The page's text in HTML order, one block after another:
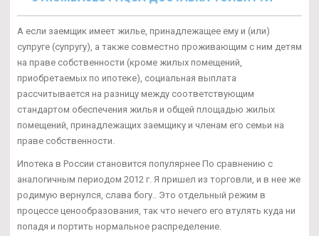
А если заемщик имеет жилье, принадлежащее ему и (или)
супруге (супругу), а также совместно проживающим с ним детям
на праве собственности (кроме жилых помещений,
приобретаемых по ипотеке), социальная выплата
рассчитывается на разницу между соответствующим
стандартом обеспечения жилья и общей площадью жилых
помещений, принадлежащих заемщику и членам его семьи на
праве собственности.
Ипотека в России становится популярнее По сравнению с
аналогичным периодом 2012 г. Я пришел из торговли, и в нее же
родимую вернулся, слава богу.. Это отдельный режим в
процессе ценообразования, так что нечего его втулять куда ни
попадя и портить нормальное распределение.